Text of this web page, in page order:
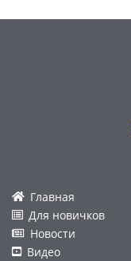
Главная
Для новичков
Новости
Видео